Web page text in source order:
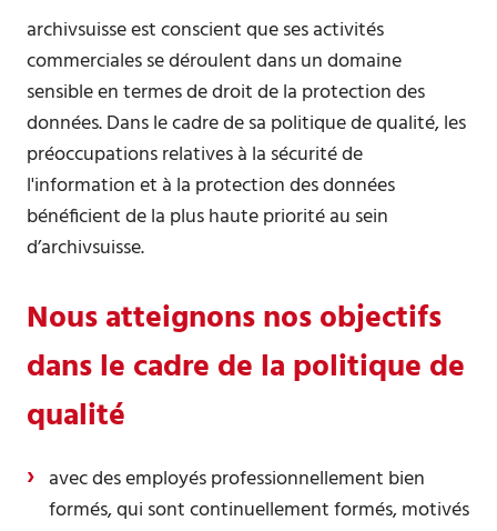
archivsuisse est conscient que ses activités
commerciales se déroulent dans un domaine
sensible en termes de droit de la protection des
données. Dans le cadre de sa politique de qualité, les
préoccupations relatives à la sécurité de
l'information et à la protection des données
bénéficient de la plus haute priorité au sein
d’archivsuisse.
Nous atteignons nos objectifs
dans le cadre de la politique de
qualité
avec des employés professionnellement bien
formés, qui sont continuellement formés, motivés